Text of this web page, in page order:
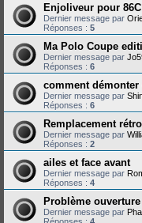
Enjoliveur pour 86C
Dernier message par
Réponses : 5
Ma Polo Coupe
Dernier message par
Réponses : 6
comment
Dernier message par
Réponses : 6
Remplacement
Dernier message par
Réponses : 2
ailes et face avant
Dernier message par
Réponses : 4
Problème
Dernier message par